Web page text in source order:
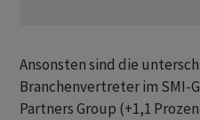
Ansonsten sind die
Branchenvertreter im SMI-
Partners Group (+1,1